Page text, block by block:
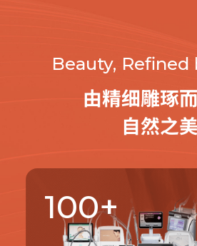
Beauty, Refined
由精细雕琢
自然之美
100+